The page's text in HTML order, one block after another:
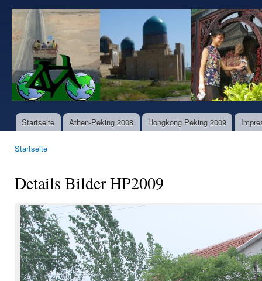
www.world-
bike-
tours.com
Hauptmenü
Startseite Athen-Peking 2008 Hongkong Peking 2009
Startseite
Details Bilder HP2009